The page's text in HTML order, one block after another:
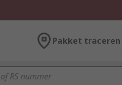
Pakket traceren